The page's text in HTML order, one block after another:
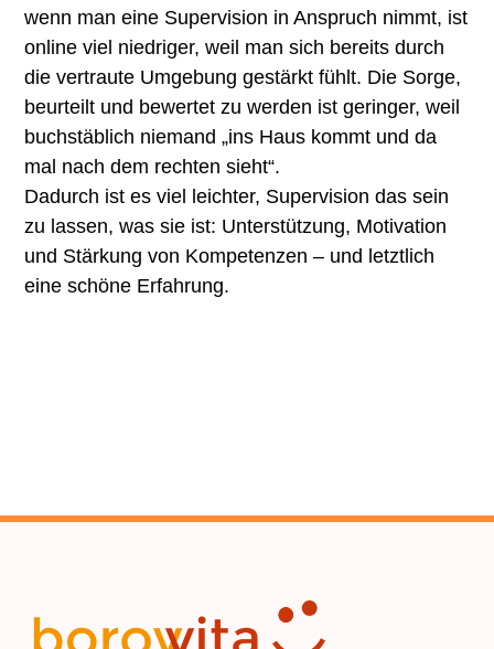
wenn man eine Supervision in Anspruch nimmt, ist
online viel niedriger, weil man sich bereits durch
die vertraute Umgebung gestärkt fühlt. Die Sorge,
beurteilt und bewertet zu werden ist geringer, weil
buchstäblich niemand „ins Haus kommt und da
mal nach dem rechten sieht“.
Dadurch ist es viel leichter, Supervision das sein
zu lassen, was sie ist: Unterstützung, Motivation
und Stärkung von Kompetenzen – und letztlich
eine schöne Erfahrung.